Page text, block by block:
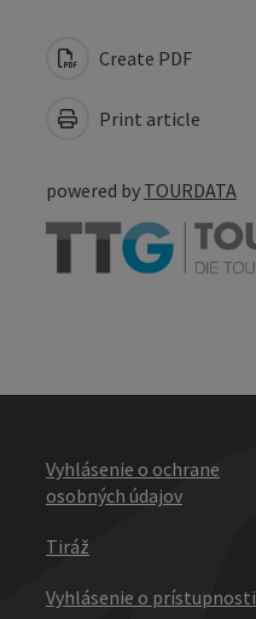
Create PDF
Print article
powered by TOURDATA
Vyhlásenie o ochrane
osobných údajov
Tiráž
Vyhlásenie o prístupnosti